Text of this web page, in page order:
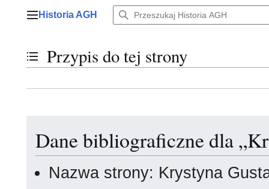
Menu główne
Historia AGH
Przełącz stan spisu treści
Przypis do tej strony
Dane bibliograficzne dla
Nazwa strony: Krystyna